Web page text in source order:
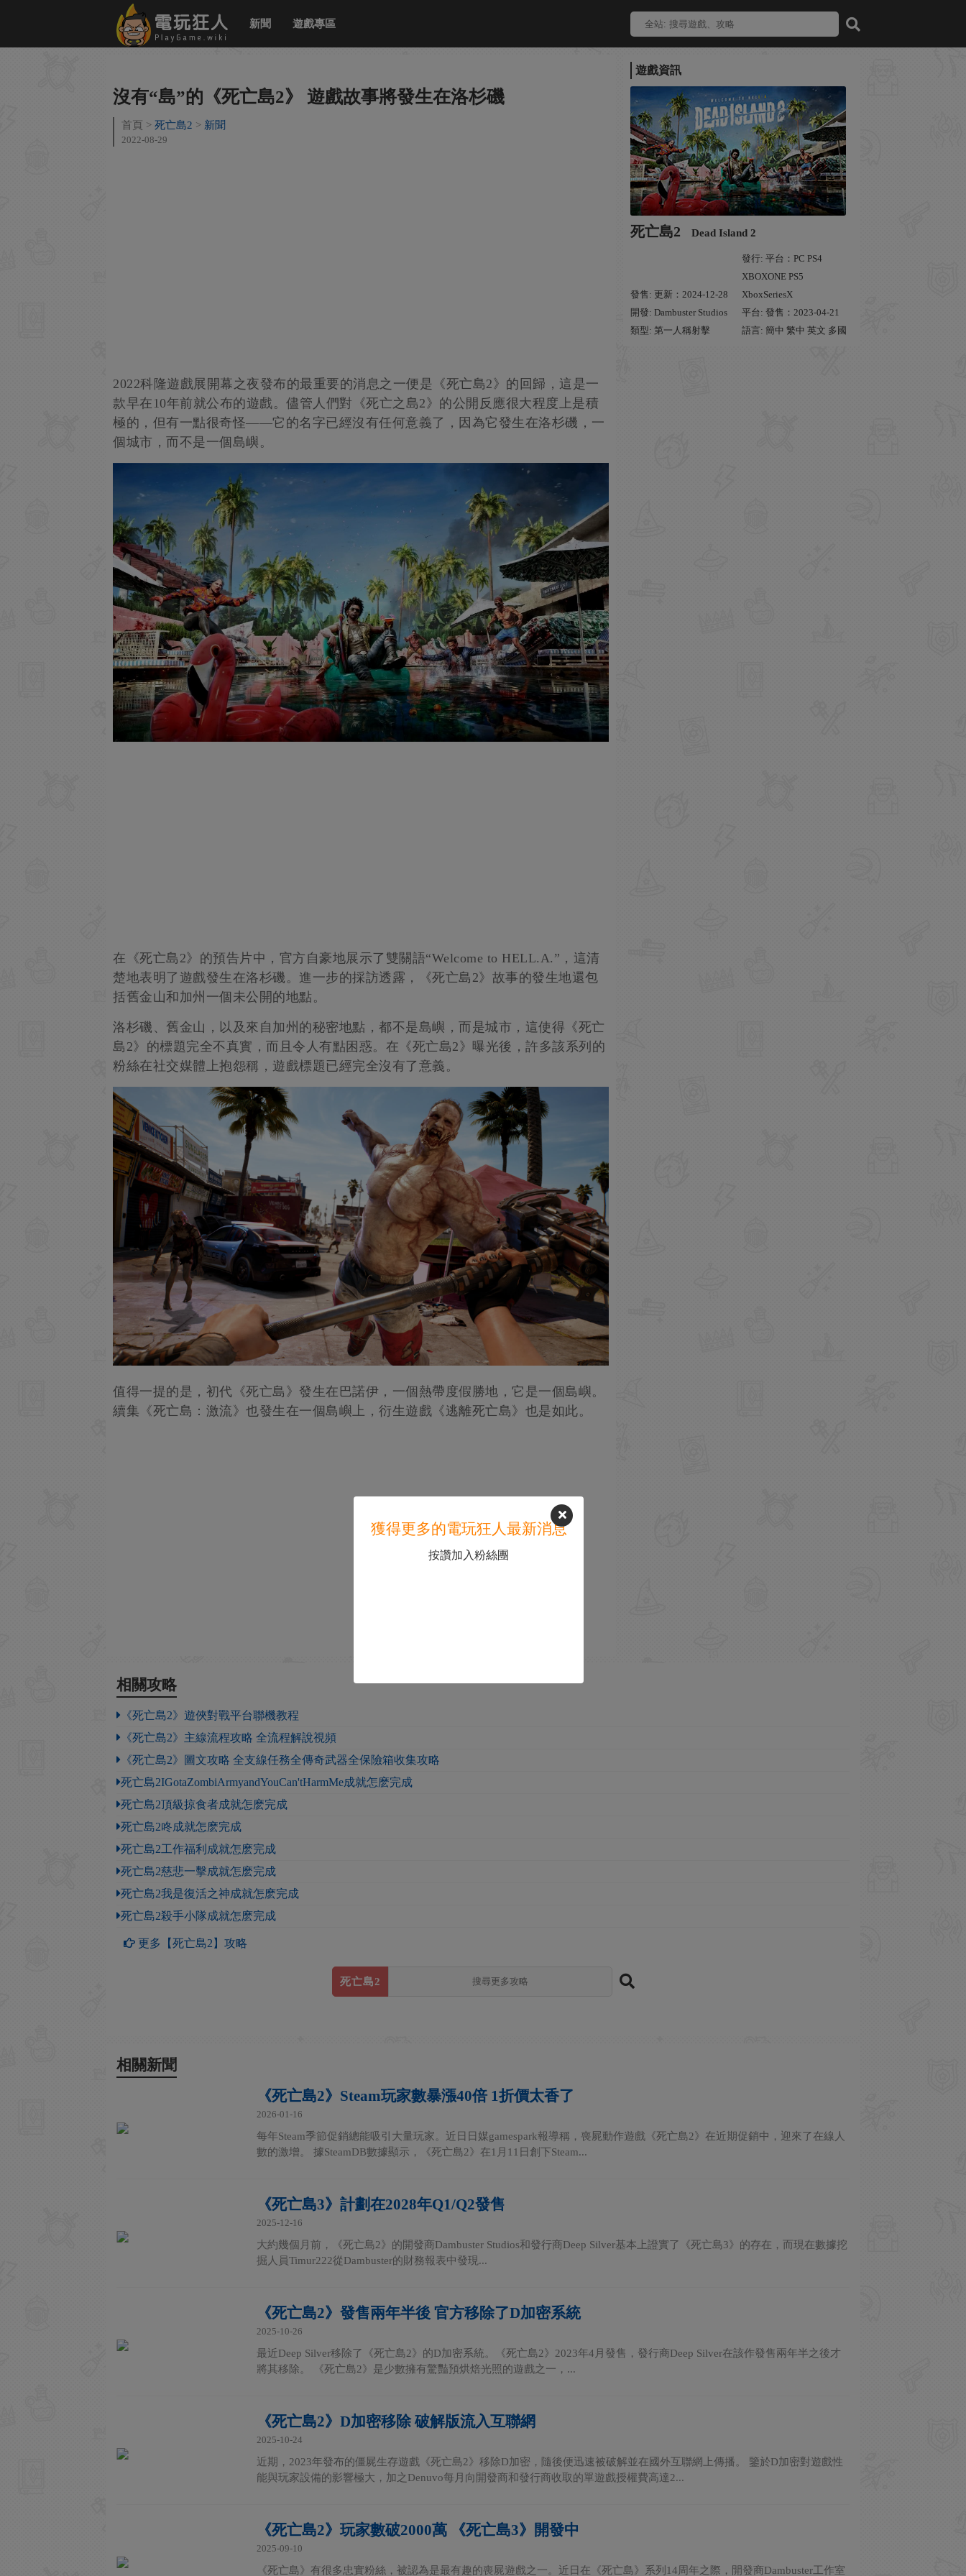
新聞 遊戲專區
遊戲資訊
死亡島2 Dead Island 2
發售: 更新：2024-12-28
發行: 平台：PC PS4
XBOXONE PS5
XboxSeriesX
開發: Dambuster Studios
平台: 發售：2023-04-21
類型: 第一人稱射擊
語言: 簡中 繁中 英文 多國
沒有“島”的《死亡島2》 遊戲故事將發生在洛杉磯
首頁 死亡島2 新聞
2022-08-29
2022科隆遊戲展開幕之夜發布的最重要的消息之一便是《死亡島2》的回歸，這是一
款早在10年前就公布的遊戲。儘管人們對《死亡之島2》的公開反應很大程度上是積
極的，但有一點很奇怪——它的名字已經沒有任何意義了，因為它發生在洛杉磯，一
個城市，而不是一個島嶼。
在《死亡島2》的預告片中，官方自豪地展示了雙關語“Welcome to HELL.A.”，這清
楚地表明了遊戲發生在洛杉磯。進一步的採訪透露，《死亡島2》故事的發生地還包
括舊金山和加州一個未公開的地點。
洛杉磯、舊金山，以及來自加州的秘密地點，都不是島嶼，而是城市，這使得《死亡
島2》的標題完全不真實，而且令人有點困惑。在《死亡島2》曝光後，許多該系列的
粉絲在社交媒體上抱怨稱，遊戲標題已經完全沒有了意義。
值得一提的是，初代《死亡島》發生在巴諾伊，一個熱帶度假勝地，它是一個島嶼。
續集《死亡島：激流》也發生在一個島嶼上，衍生遊戲《逃離死亡島》也是如此。
相關攻略
《死亡島2》遊俠對戰平台聯機教程
《死亡島2》主線流程攻略 全流程解說視頻
《死亡島2》圖文攻略 全支線任務全傳奇武器全保險箱收集攻略
死亡島2IGotaZombiArmyandYouCan'tHarmMe成就怎麽完成
死亡島2頂級掠食者成就怎麽完成
死亡島2咚成就怎麽完成
死亡島2工作福利成就怎麽完成
死亡島2慈悲一擊成就怎麽完成
死亡島2我是復活之神成就怎麽完成
死亡島2殺手小隊成就怎麽完成
更多【死亡島2】攻略
死亡島2
相關新聞
《死亡島2》Steam玩家數暴漲40倍 1折價太香了
2026-01-16
每年Steam季節促銷總能吸引大量玩家。近日日媒gamespark報導稱，喪屍動作遊戲《死亡島2》在近期促銷中，迎來了在線人
數的激增。 據SteamDB數據顯示，《死亡島2》在1月11日創下Steam...
《死亡島3》計劃在2028年Q1/Q2發售
2025-12-16
大約幾個月前，《死亡島2》的開發商Dambuster Studios和發行商Deep Silver基本上證實了《死亡島3》的存在，而現在數據挖
掘人員Timur222從Dambuster的財務報表中發現...
《死亡島2》發售兩年半後 官方移除了D加密系統
2025-10-26
最近Deep Silver移除了《死亡島2》的D加密系統。《死亡島2》2023年4月發售，發行商Deep Silver在該作發售兩年半之後才
將其移除。 《死亡島2》是少數擁有驚豔預烘焙光照的遊戲之一，...
《死亡島2》D加密移除 破解版流入互聯網
2025-10-24
近期，2023年發布的僵屍生存遊戲《死亡島2》移除D加密，隨後便迅速被破解並在國外互聯網上傳播。 鑒於D加密對遊戲性
能與玩家設備的影響極大，加之Denuvo每月向開發商和發行商收取的單遊戲授權費高達2...
《死亡島2》玩家數破2000萬 《死亡島3》開發中
2025-09-10
《死亡島》有很多忠實粉絲，被認為是最有趣的喪屍遊戲之一。近日在《死亡島》系列14周年之際，開發商Dambuster工作室
獲得更多的電玩狂人最新消息
按讚加入粉絲團